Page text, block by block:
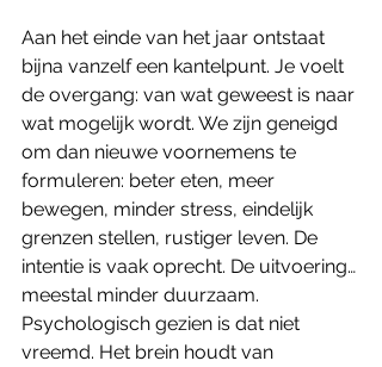
Aan het einde van het jaar ontstaat
bijna vanzelf een kantelpunt. Je voelt
de overgang: van wat geweest is naar
wat mogelijk wordt. We zijn geneigd
om dan nieuwe voornemens te
formuleren: beter eten, meer
bewegen, minder stress, eindelijk
grenzen stellen, rustiger leven. De
intentie is vaak oprecht. De uitvoering…
meestal minder duurzaam.
Psychologisch gezien is dat niet
vreemd. Het brein houdt van